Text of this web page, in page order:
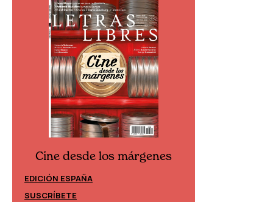
Cine desde los márgenes
EDICIÓN ESPAÑA
SUSCRÍBETE